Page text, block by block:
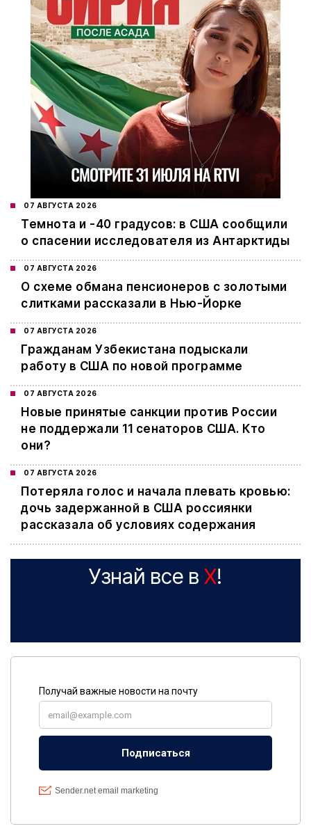
07 АВГУСТА 2026
Темнота и -40 градусов: в США сообщили
о спасении исследователя из Антарктиды
07 АВГУСТА 2026
О схеме обмана пенсионеров с золотыми
слитками рассказали в Нью-Йорке
07 АВГУСТА 2026
Гражданам Узбекистана подыскали
работу в США по новой программе
07 АВГУСТА 2026
Новые принятые санкции против России
не поддержали 11 сенаторов США. Кто
они?
07 АВГУСТА 2026
Потеряла голос и начала плевать кровью:
дочь задержанной в США россиянки
рассказала об условиях содержания
Узнай все в X!